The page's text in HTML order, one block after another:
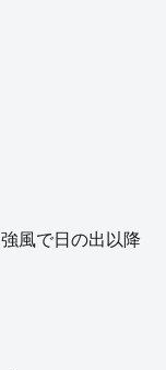
風で日の出以降